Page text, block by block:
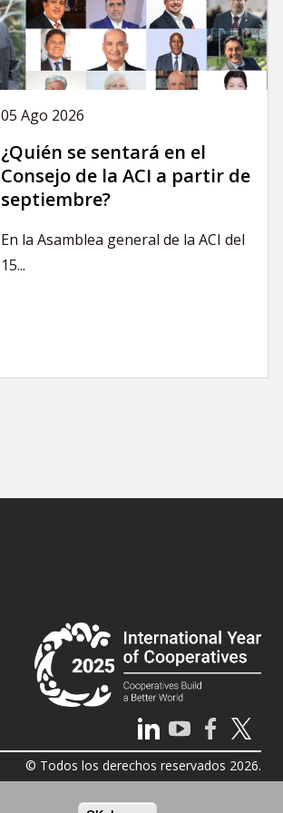
05 Ago 2026
¿Quién se sentará en el
Consejo de la ACI a partir de
septiembre?
En la Asamblea general de la ACI del
15...
© Todos los derechos reservados 2026.